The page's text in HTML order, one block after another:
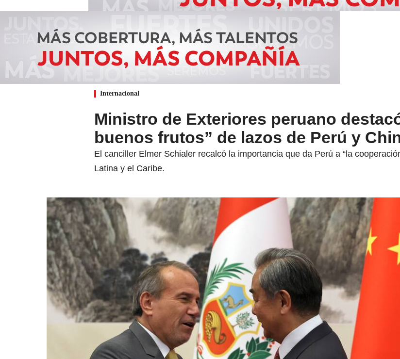
Internacional
Ministro de Exteriores peruano
buenos frutos” de lazos de Perú y
El canciller Elmer Schialer recalcó la importancia que da Perú a “la
Latina y el Caribe.